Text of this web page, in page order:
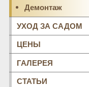
Демонтаж
УХОД ЗА САДОМ
ЦЕНЫ
ГАЛЕРЕЯ
СТАТЬИ